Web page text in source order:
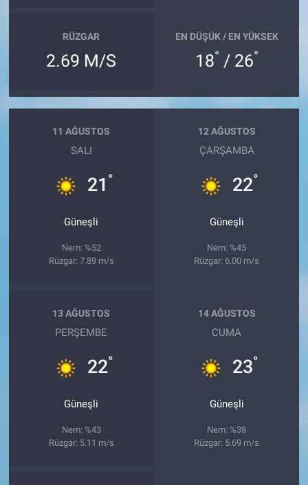
RÜZGAR
2.69 M/S
EN DÜŞÜK / EN YÜKSEK
18° / 26°
11 AĞUSTOS
SALI
21 °
Güneşli
Nem: %52
Rüzgar: 7.89 m/s
12 AĞUSTOS
ÇARŞAMBA
22°
Güneşli
Nem: %45
Rüzgar: 6.00 m/s
13 AĞUSTOS
PERŞEMBE
22°
Güneşli
Nem: %43
Rüzgar: 5.11 m/s
14 AĞUSTOS
CUMA
23°
Güneşli
Nem: %38
Rüzgar: 5.69 m/s